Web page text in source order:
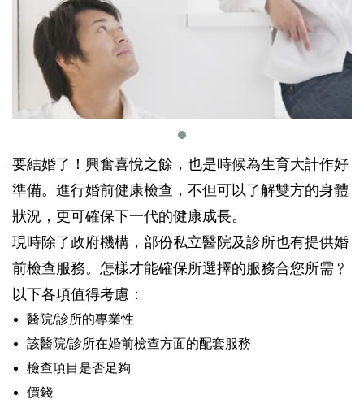
要結婚了！興奮喜悅之餘，也是時候為生育大計作好
準備。進行婚前健康檢查，不但可以了解雙方的身體
狀況，更可確保下一代的健康成長。
現時除了政府機構，部份私立醫院及診所也有提供婚
前檢查服務。怎樣才能確保所選擇的服務合您所需﹖
以下各項值得考慮：
醫院/診所的專業性
該醫院/診所在婚前檢查方面的配套服務
檢查項目是否足夠
價錢